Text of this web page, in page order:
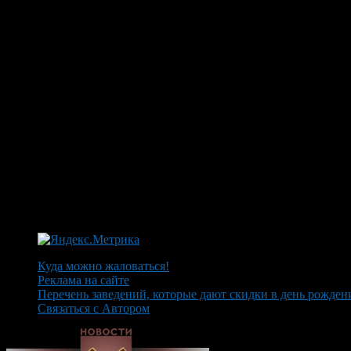
Куда можно жаловаться!
Реклама на сайте
Перечень заведений, которые дают скидки в день
Связаться с Автором